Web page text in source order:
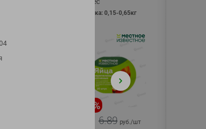
фасовка: 0,15-0,65кг
%
6.89 руб./шт